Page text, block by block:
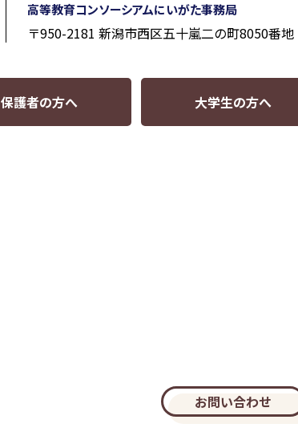
高等教育コンソーシアムにいがた事務局
〒950-2181 新潟市西区五十嵐二の町8050番地
保護者の方へ 大学生の方へ
お問い合わせ